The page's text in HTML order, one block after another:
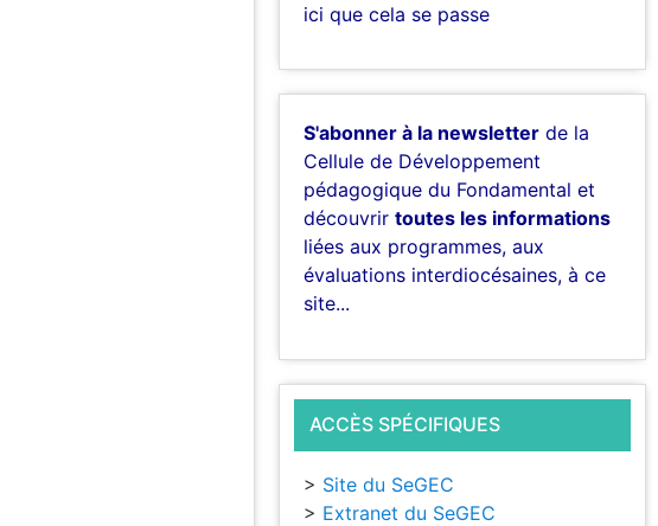
ici que cela se passe
S'abonner à la newsletter de la
Cellule de Développement
pédagogique du Fondamental et
découvrirtoutes les informations
liées aux programmes, aux
évaluations interdiocésaines, à ce
site...
ACCÈS SPÉCIFIQUES
> Site du SeGEC
> Extranet du SeGEC